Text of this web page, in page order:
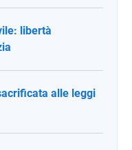
libertà
alle leggi